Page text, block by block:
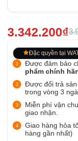
3.342.200₫
Đặc quyền tại
Được đảm bảo
phẩm chính
Được đổi trả
trong vòng 3
Miễn phí vận
giao nhận.
Giao hàng hỏa
hàng gần nhất)